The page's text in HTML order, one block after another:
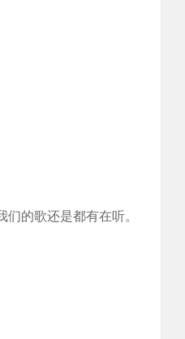
的歌还是都有在听。